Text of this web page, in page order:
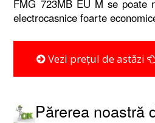
FMG 723MB EU M se poate
electrocasnice foarte
Vezi prețul de astăzi
Părerea noastră